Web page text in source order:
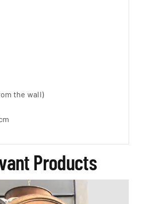
the wall)
Products